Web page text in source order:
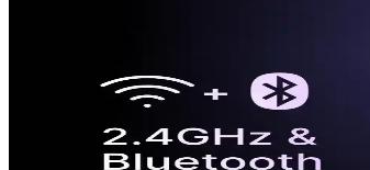
Everest Kablosuz Fare Seçiminde
Kablosuz fareler, kullanım kolaylığı ve hareket
R1 Superlight ve SteelSeries Rival 3